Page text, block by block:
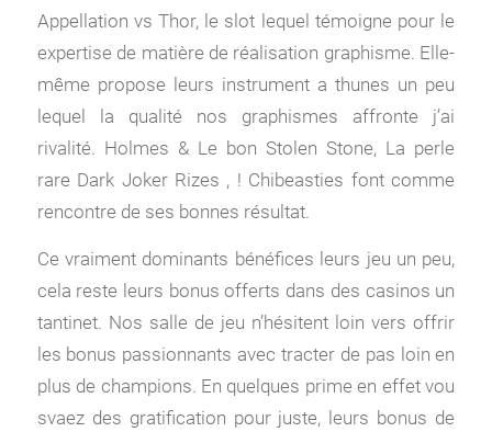
Appellation vs Thor, le slot lequel témoigne pour le
expertise de matière de réalisation graphisme. Elle-
même propose leurs instrument a thunes un peu
lequel la qualité nos graphismes affronte j’ai
rivalité. Holmes & Le bon Stolen Stone, La perle
rare Dark Joker Rizes , ! Chibeasties font comme
rencontre de ses bonnes résultat.
Ce vraiment dominants bénéfices leurs jeu un peu,
cela reste leurs bonus offerts dans des casinos un
tantinet. Nos salle de jeu n’hésitent loin vers offrir
les bonus passionnants avec tracter de pas loin en
plus de champions. En quelques prime en effet vou
svaez des gratification pour juste, leurs bonus de